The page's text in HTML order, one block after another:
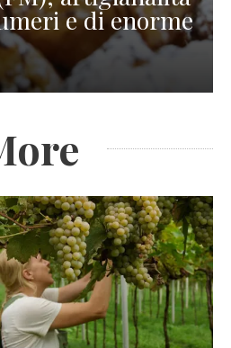
e di enorme